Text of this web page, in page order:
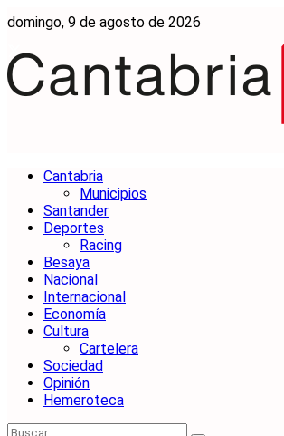
domingo, 9 de agosto de 2026
Cantabria
Municipios
Santander
Deportes
Racing
Besaya
Nacional
Internacional
Economía
Cultura
Cartelera
Sociedad
Opinión
Hemeroteca